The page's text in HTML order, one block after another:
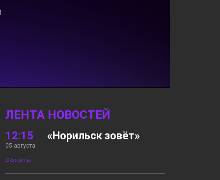
ЛЕНТА НОВОСТЕЙ
12:15
05 августа
Сюжеты
«Норильск зовёт»